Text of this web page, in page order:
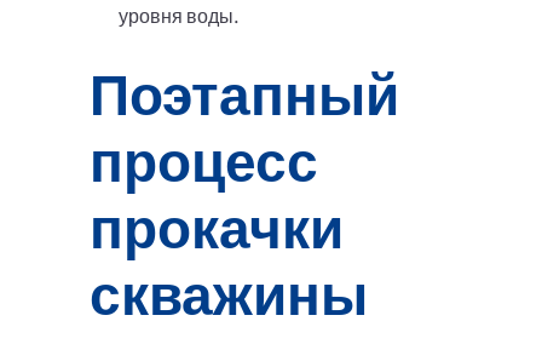
уровня воды.
Поэтапный
процесс
прокачки
скважины